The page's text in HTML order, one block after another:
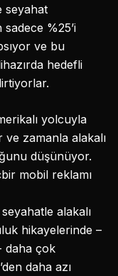
seyahat
sadece %25’i
ve bu
hedefli
yolcuyla
ve zamanla alakalı
düşünüyor.
mobil reklamı
alakalı
hikayelerinde –
daha çok
daha azı